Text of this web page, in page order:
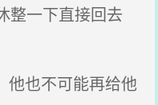
整一下直接回去
也不可能再给他